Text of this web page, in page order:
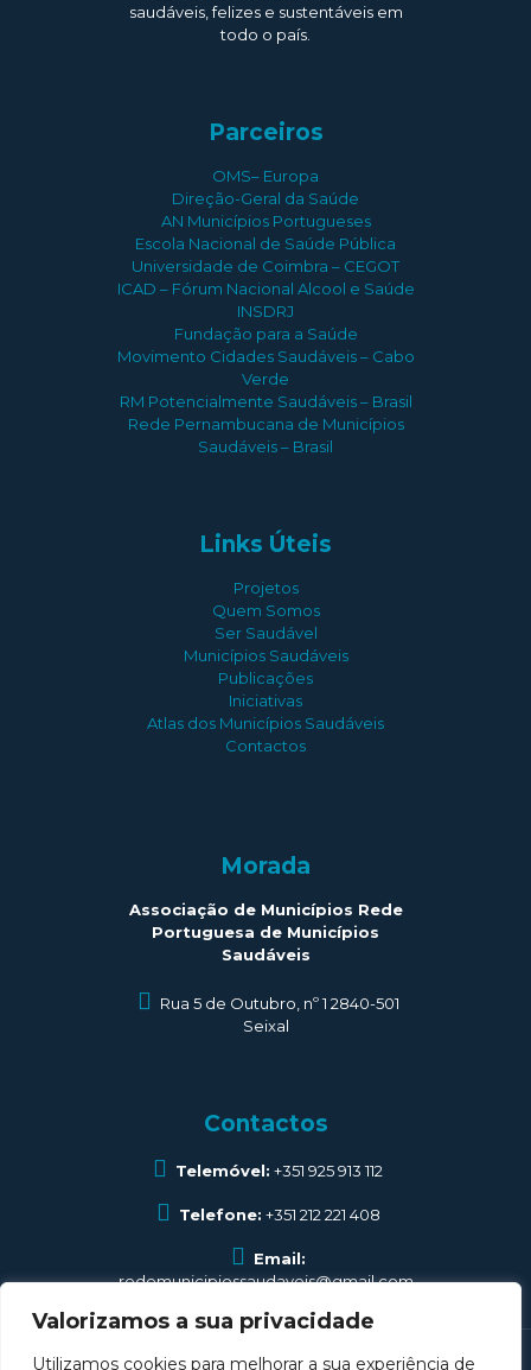
Valorizamos a sua privacidade
Utilizamos cookies para melhorar a sua experiência de
saudáveis, felizes e sustentáveis em
todo o país.
Parceiros
OMS– Europa
Direção-Geral da Saúde
AN Municípios Portugueses
Escola Nacional de Saúde Pública
Universidade de Coimbra – CEGOT
ICAD – Fórum Nacional Alcool e Saúde
INSDRJ
Fundação para a Saúde
Movimento Cidades Saudáveis – Cabo
Verde
RM Potencialmente Saudáveis – Brasil
Rede Pernambucana de Municípios
Saudáveis – Brasil
Links Úteis
Projetos
Quem Somos
Ser Saudável
Municípios Saudáveis
Publicações
Iniciativas
Atlas dos Municípios Saudáveis
Contactos
Morada
Associação de Municípios Rede
Portuguesa de Municípios
Saudáveis
Rua 5 de Outubro, nº 1 2840-501
Seixal
Contactos
Telemóvel: +351 925 913 112
Telefone: +351 212 221 408
Email:
redemunicipiossaudaveis@gmail.com